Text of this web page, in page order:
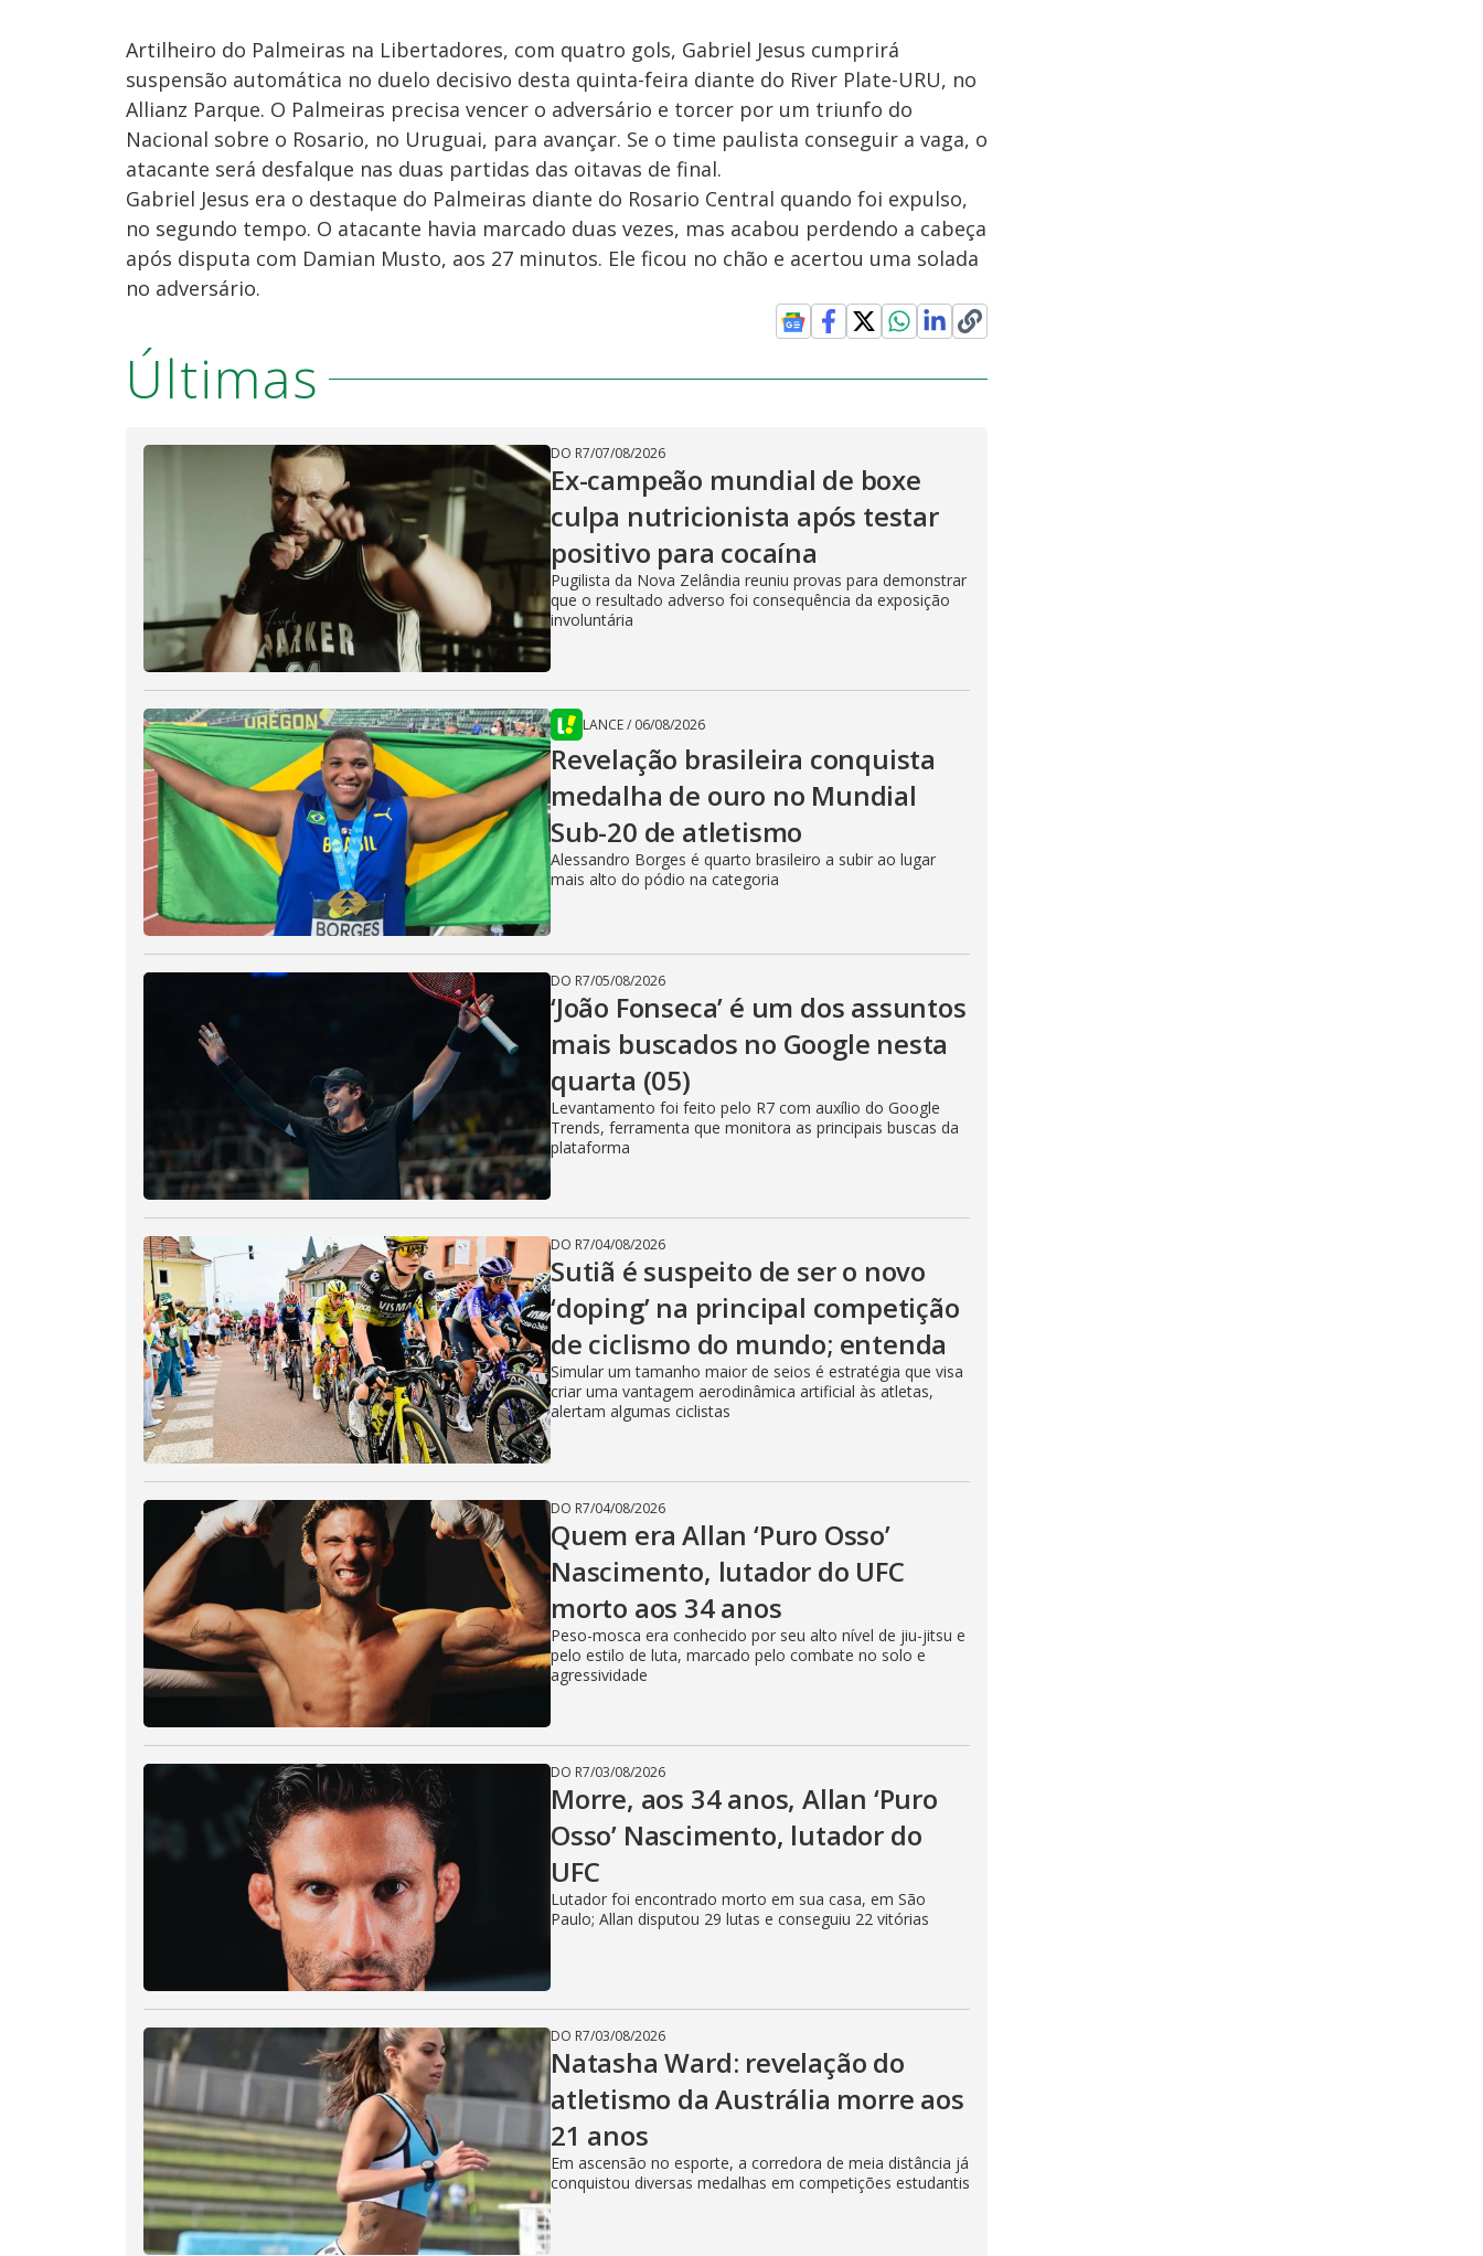
Artilheiro do Palmeiras na Libertadores, com quatro gols, Gabriel Jesus cumprirá
suspensão automática no duelo decisivo desta quinta-feira diante do River Plate-URU, no
Allianz Parque. O Palmeiras precisa vencer o adversário e torcer por um triunfo do
Nacional sobre o Rosario, no Uruguai, para avançar. Se o time paulista conseguir a vaga, o
atacante será desfalque nas duas partidas das oitavas de final.
Gabriel Jesus era o destaque do Palmeiras diante do Rosario Central quando foi expulso,
no segundo tempo. O atacante havia marcado duas vezes, mas acabou perdendo a cabeça
após disputa com Damian Musto, aos 27 minutos. Ele ficou no chão e acertou uma solada
no adversário.
Últimas
DO R7/07/08/2026
Ex-campeão mundial de boxe
culpa nutricionista após testar
positivo para cocaína
Pugilista da Nova Zelândia reuniu provas para demonstrar
que o resultado adverso foi consequência da exposição
involuntária
LANCE/ 06/08/2026
Revelação brasileira conquista
medalha de ouro no Mundial
Sub-20 de atletismo
Alessandro Borges é quarto brasileiro a subir ao lugar
mais alto do pódio na categoria
DO R7/05/08/2026
‘João Fonseca’ é um dos assuntos
mais buscados no Google nesta
quarta (05)
Levantamento foi feito pelo R7 com auxílio do Google
Trends, ferramenta que monitora as principais buscas da
plataforma
DO R7/04/08/2026
Sutiã é suspeito de ser o novo
‘doping’ na principal competição
de ciclismo do mundo; entenda
Simular um tamanho maior de seios é estratégia que visa
criar uma vantagem aerodinâmica artificial às atletas,
alertam algumas ciclistas
DO R7/04/08/2026
Quem era Allan ‘Puro Osso’
Nascimento, lutador do UFC
morto aos 34 anos
Peso-mosca era conhecido por seu alto nível de jiu-jitsu e
pelo estilo de luta, marcado pelo combate no solo e
agressividade
DO R7/03/08/2026
Morre, aos 34 anos, Allan ‘Puro
Osso’ Nascimento, lutador do
UFC
Lutador foi encontrado morto em sua casa, em São
Paulo; Allan disputou 29 lutas e conseguiu 22 vitórias
DO R7/03/08/2026
Natasha Ward: revelação do
atletismo da Austrália morre aos
21 anos
Em ascensão no esporte, a corredora de meia distância já
conquistou diversas medalhas em competições estudantis